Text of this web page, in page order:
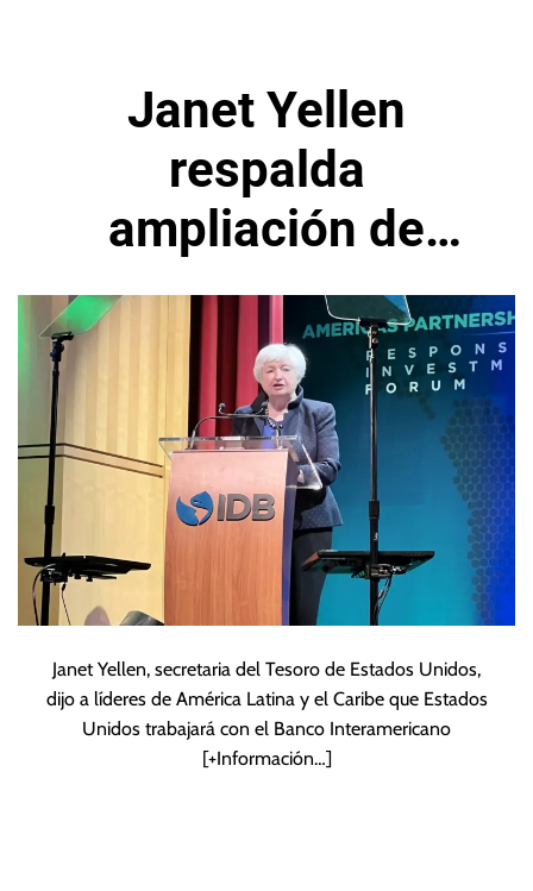
Janet Yellen
respalda
ampliación de
capital para sector
privado del BID
Janet Yellen, secretaria del Tesoro de Estados Unidos,
dijo a líderes de América Latina y el Caribe que Estados
Unidos trabajará con el Banco Interamericano
[+Información…]